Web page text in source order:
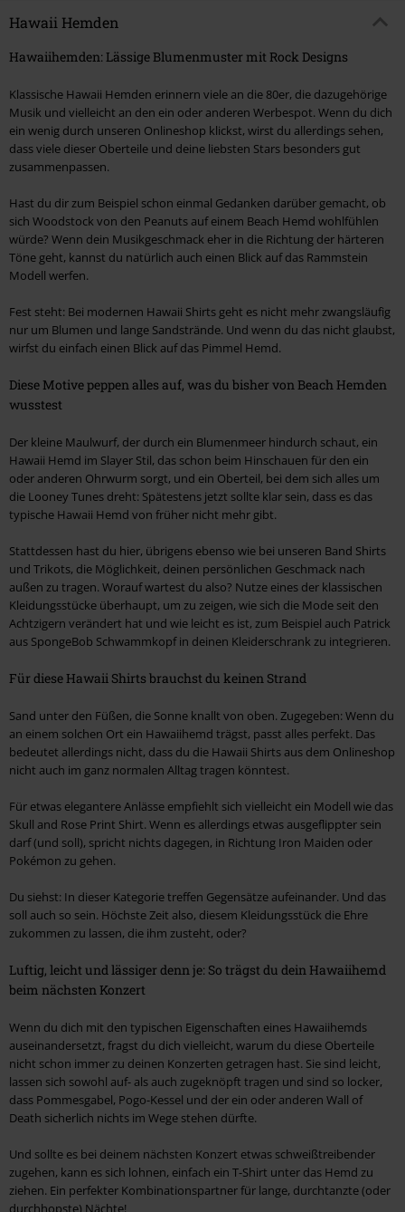
Hawaii Hemden
Hawaiihemden: Lässige Blumenmuster mit Rock Designs
Klassische Hawaii Hemden erinnern viele an die 80er, die dazugehörige
Musik und vielleicht an den ein oder anderen Werbespot. Wenn du dich
ein wenig durch unseren Onlineshop klickst, wirst du allerdings sehen,
dass viele dieser Oberteile und deine liebsten Stars besonders gut
zusammenpassen.
Hast du dir zum Beispiel schon einmal Gedanken darüber gemacht, ob
sich Woodstock von den Peanuts auf einem Beach Hemd wohlfühlen
würde? Wenn dein Musikgeschmack eher in die Richtung der härteren
Töne geht, kannst du natürlich auch einen Blick auf das Rammstein
Modell werfen.
Fest steht: Bei modernen Hawaii Shirts geht es nicht mehr zwangsläufig
nur um Blumen und lange Sandstrände. Und wenn du das nicht glaubst,
wirfst du einfach einen Blick auf das Pimmel Hemd.
Diese Motive peppen alles auf, was du bisher von Beach Hemden
wusstest
Der kleine Maulwurf, der durch ein Blumenmeer hindurch schaut, ein
Hawaii Hemd im Slayer Stil, das schon beim Hinschauen für den ein
oder anderen Ohrwurm sorgt, und ein Oberteil, bei dem sich alles um
die Looney Tunes dreht: Spätestens jetzt sollte klar sein, dass es das
typische Hawaii Hemd von früher nicht mehr gibt.
Stattdessen hast du hier, übrigens ebenso wie bei unseren Band Shirts
und Trikots, die Möglichkeit, deinen persönlichen Geschmack nach
außen zu tragen. Worauf wartest du also? Nutze eines der klassischen
Kleidungsstücke überhaupt, um zu zeigen, wie sich die Mode seit den
Achtzigern verändert hat und wie leicht es ist, zum Beispiel auch Patrick
aus SpongeBob Schwammkopf in deinen Kleiderschrank zu integrieren.
Für diese Hawaii Shirts brauchst du keinen Strand
Sand unter den Füßen, die Sonne knallt von oben. Zugegeben: Wenn du
an einem solchen Ort ein Hawaiihemd trägst, passt alles perfekt. Das
bedeutet allerdings nicht, dass du die Hawaii Shirts aus dem Onlineshop
nicht auch im ganz normalen Alltag tragen könntest.
Für etwas elegantere Anlässe empfiehlt sich vielleicht ein Modell wie das
Skull and Rose Print Shirt. Wenn es allerdings etwas ausgeflippter sein
darf (und soll), spricht nichts dagegen, in Richtung Iron Maiden oder
Pokémon zu gehen.
Du siehst: In dieser Kategorie treffen Gegensätze aufeinander. Und das
soll auch so sein. Höchste Zeit also, diesem Kleidungsstück die Ehre
zukommen zu lassen, die ihm zusteht, oder?
Luftig, leicht und lässiger denn je: So trägst du dein Hawaiihemd
beim nächsten Konzert
Wenn du dich mit den typischen Eigenschaften eines Hawaiihemds
auseinandersetzt, fragst du dich vielleicht, warum du diese Oberteile
nicht schon immer zu deinen Konzerten getragen hast. Sie sind leicht,
lassen sich sowohl auf- als auch zugeknöpft tragen und sind so locker,
dass Pommesgabel, Pogo-Kessel und der ein oder anderen Wall of
Death sicherlich nichts im Wege stehen dürfte.
Und sollte es bei deinem nächsten Konzert etwas schweißtreibender
zugehen, kann es sich lohnen, einfach ein T-Shirt unter das Hemd zu
ziehen. Ein perfekter Kombinationspartner für lange, durchtanzte (oder
durchhopste) Nächte!